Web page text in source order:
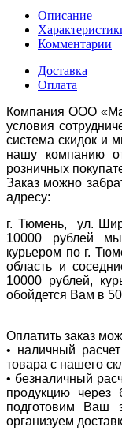
Описание
Комментарии
Доставка
Оплата
Компания ООО
условия
система скидок и
нашу компанию
розничных
Заказ можно
адресу:
г. Тюмень, ул.
10000 рублей мы
курьером по г.
область и
10000 рублей,
обойдется Вам в
Оплатить заказ
• наличный
товара с нашего
• безналичный
продукцию
подготовим Ваш
организуем